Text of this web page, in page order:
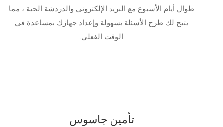
طوال أيام الأسبوع مع البريد الإلكتروني والدردشة الحية ، مما
يتيح لك طرح الأسئلة بسهولة وإعداد جهازك بمساعدة في
الوقت الفعلي.
تأمين جاسوس